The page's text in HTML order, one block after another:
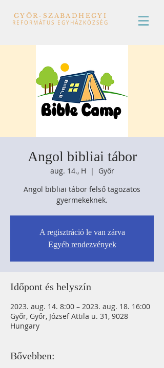
GYŐR-SZABADHEGYI
REFORMÁTUS EGYHÁZKÖZSÉG
Angol bibliai tábor
aug. 14., H
  |
Győr
Angol bibliai tábor felső tagozatos
gyermekeknek.
A regisztráció le van zárva
Egyéb rendezvények
Időpont és helyszín
2023. aug. 14. 8:00 – 2023. aug. 18. 16:00
Győr, Győr, József Attila u. 31, 9028
Hungary
Bővebben: